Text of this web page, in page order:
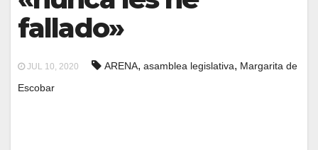
fallado»
JUL 10, 2020 ARENA, asamblea legislativa, Margarita de
Escobar